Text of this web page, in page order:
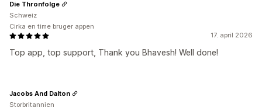
17. april 2026
Top app, top support, Thank you Bhavesh! Well done!
Die Thronfolge
Schweiz
Cirka en time bruger appen
Jacobs And Dalton
Storbritannien